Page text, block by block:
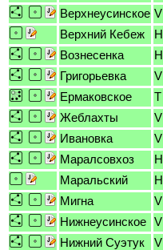
Верхнеусинское V
Верхний Кебеж
H
Вознесенка
H
Григорьевка
V
Ермаковское
T
Жеблахты
V
Ивановка
V
Маралсовхоз
H
Маральский
H
Мигна
V
Нижнеусинское V
Нижний Суэтук
V